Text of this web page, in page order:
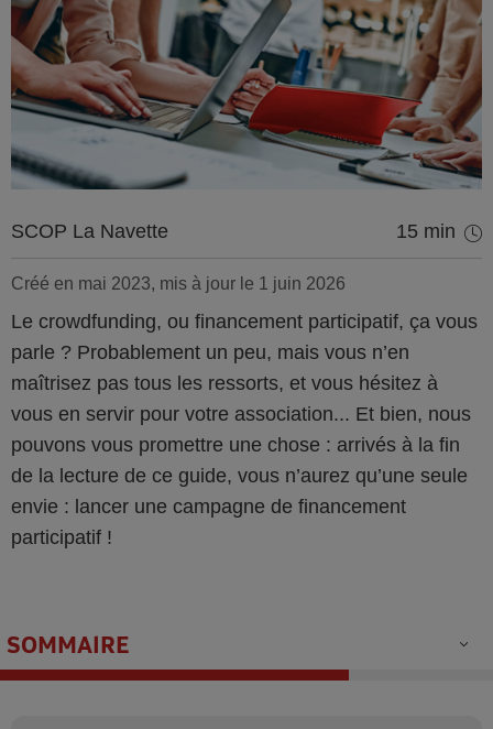
SCOP La Navette 15 min
Créé en mai 2023, mis à jour le 1 juin 2026
Le crowdfunding, ou financement participatif, ça vous
parle ? Probablement un peu, mais vous n’en
maîtrisez pas tous les ressorts, et vous hésitez à
vous en servir pour votre association... Et bien, nous
pouvons vous promettre une chose : arrivés à la fin
de la lecture de ce guide, vous n’aurez qu’une seule
envie : lancer une campagne de financement
participatif !
SOMMAIRE